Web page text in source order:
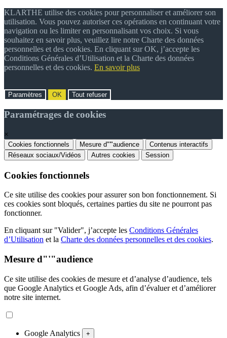
KLARTHE utilise des cookies pour personnaliser et améliorer son
utilisation. Vous pouvez autoriser ces opérations en continuant votre
navigation ou les limiter en personnalisant vos choix. Si vous
souhaitez en savoir plus, veuillez lire notre Charte des données
personnelles et des cookies. En cliquant sur OK, j’accepte les
Conditions Générales d’Utilisation et la Charte des données
personnelles et des cookies. En savoir plus
Paramètres OK Tout refuser
Paramétrages de cookies
×
Cookies fonctionnels Mesure d"'"audience
Contenus interactifs
Réseaux sociaux/Vidéos
Autres cookies Session
Cookies fonctionnels
Ce site utilise des cookies pour assurer son bon fonctionnement. Si
ces cookies sont bloqués, certaines parties du site ne pourront pas
fonctionner.
En cliquant sur "Valider", j’accepte les Conditions Générales
d’Utilisation et la Charte des données personnelles et des cookies.
Mesure d"'"audience
Ce site utilise des cookies de mesure et d’analyse d’audience, tels
que Google Analytics et Google Ads, afin d’évaluer et d’améliorer
notre site internet.
Google Analytics +